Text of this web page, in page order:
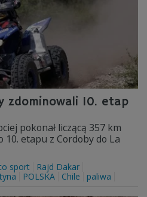
zdominowali 10. etap
pokonał liczącą 357 km
etapu z Cordoby do La
sport
Rajd Dakar
POLSKA Chile paliwa